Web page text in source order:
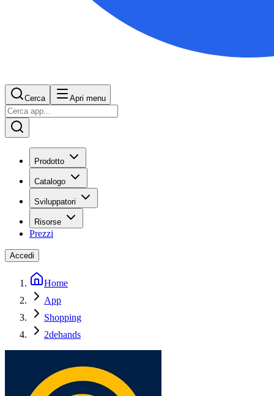
Cerca Apri menu
Prodotto
Catalogo
Sviluppatori
Risorse
Prezzi
Accedi
Home
App
Shopping
2dehands